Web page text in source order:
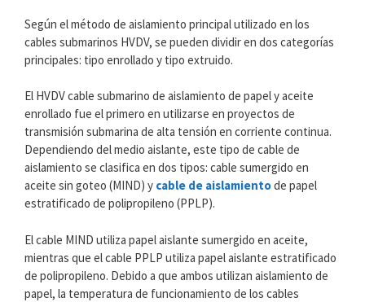
Según el método de aislamiento principal utilizado en los
cables submarinos HVDV, se pueden dividir en dos categorías
principales: tipo enrollado y tipo extruido.
El HVDV cable submarino de aislamiento de papel y aceite
enrollado fue el primero en utilizarse en proyectos de
transmisión submarina de alta tensión en corriente continua.
Dependiendo del medio aislante, este tipo de cable de
aislamiento se clasifica en dos tipos: cable sumergido en
aceite sin goteo (MIND) y cable de aislamientode papel
estratificado de polipropileno (PPLP).
El cable MIND utiliza papel aislante sumergido en aceite,
mientras que el cable PPLP utiliza papel aislante estratificado
de polipropileno. Debido a que ambos utilizan aislamiento de
papel, la temperatura de funcionamiento de los cables